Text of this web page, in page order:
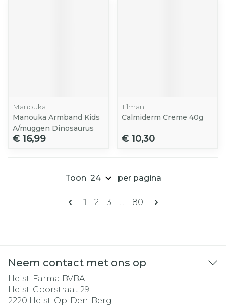
Manouka
Manouka Armband Kids
A/muggen Dinosaurus
€ 16,99
Tilman
Calmiderm Creme 40g
€ 10,30
Pagina's
U lees momenteel pagina
1 Pagina
2 Pagina
3 ... Pagina
80
Toon per pagina
Neem contact met ons op
Heist-Farma BVBA
Heist-Goorstraat 29
2220 Heist-Op-Den-Berg